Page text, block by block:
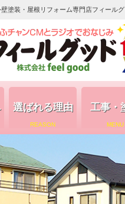
塗装・屋根リフォーム専門店フィール
選ばれる理由
REASON
工事・
MENU